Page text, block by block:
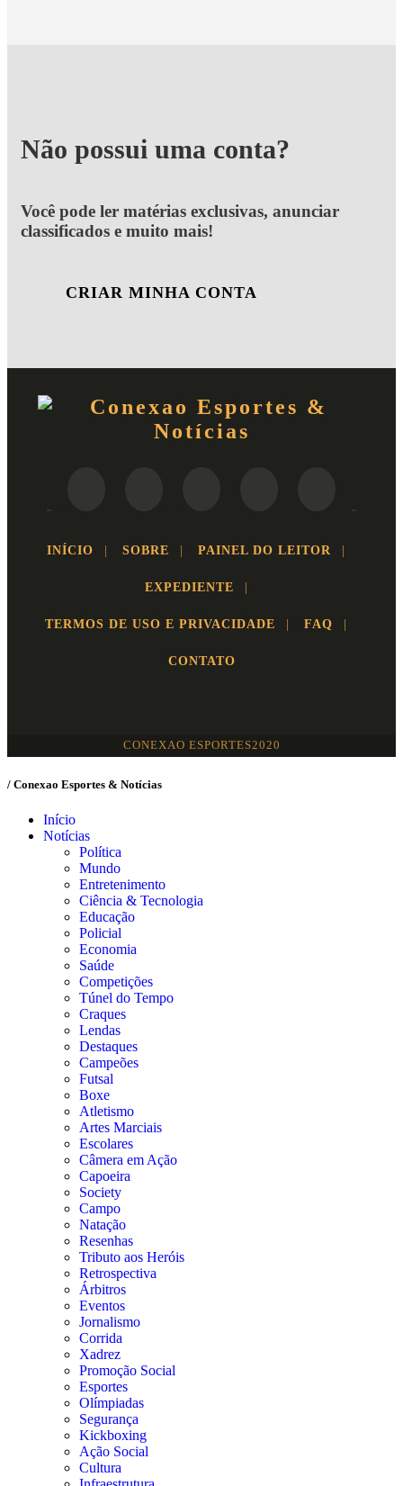
Não possui uma conta?
Você pode ler matérias exclusivas, anunciar
classificados e muito mais!
CRIAR MINHA CONTA
INÍCIO SOBRE PAINEL DO LEITOR
EXPEDIENTE
TERMOS DE USO E PRIVACIDADE FAQ
CONTATO
CONEXAO ESPORTES2020
/ Conexao Esportes & Notícias
Início
Notícias
Política
Mundo
Entretenimento
Ciência & Tecnologia
Educação
Policial
Economia
Saúde
Competições
Túnel do Tempo
Craques
Lendas
Destaques
Campeões
Futsal
Boxe
Atletismo
Artes Marciais
Escolares
Câmera em Ação
Capoeira
Society
Campo
Natação
Resenhas
Tributo aos Heróis
Retrospectiva
Árbitros
Eventos
Jornalismo
Corrida
Xadrez
Promoção Social
Esportes
Olímpiadas
Segurança
Kickboxing
Ação Social
Cultura